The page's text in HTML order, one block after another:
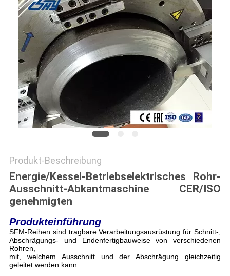
Produkt-Beschreibung
Energie/Kessel-Betriebselektrisches Rohr-
Ausschnitt-Abkantmaschine CER/ISO
genehmigten
Produkteinführung
SFM-Reihen sind tragbare Verarbeitungsausrüstung für Schnitt-,
Abschrägungs- und Endenfertigbauweise von verschiedenen
Rohren,
mit, welchem Ausschnitt und der Abschrägung gleichzeitig
geleitet werden kann.